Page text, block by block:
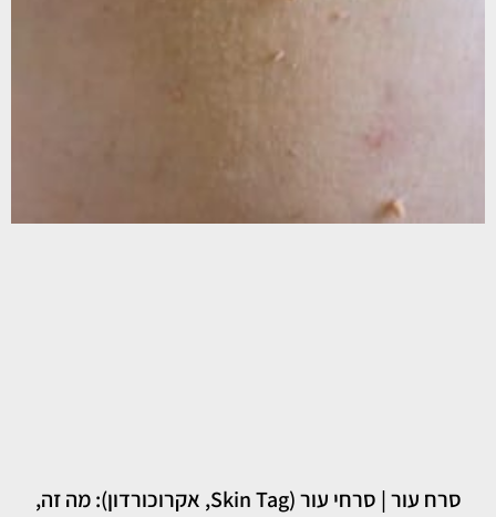
סרח עור | סרחי עור (Skin Tag, אקרוכורדון): מה זה,